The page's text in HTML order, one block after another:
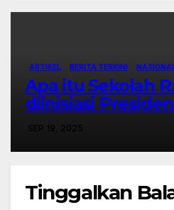
ARTIKEL BERITA TERKINI
Apa itu Sekolah
diinisiasi
Tinggalkan